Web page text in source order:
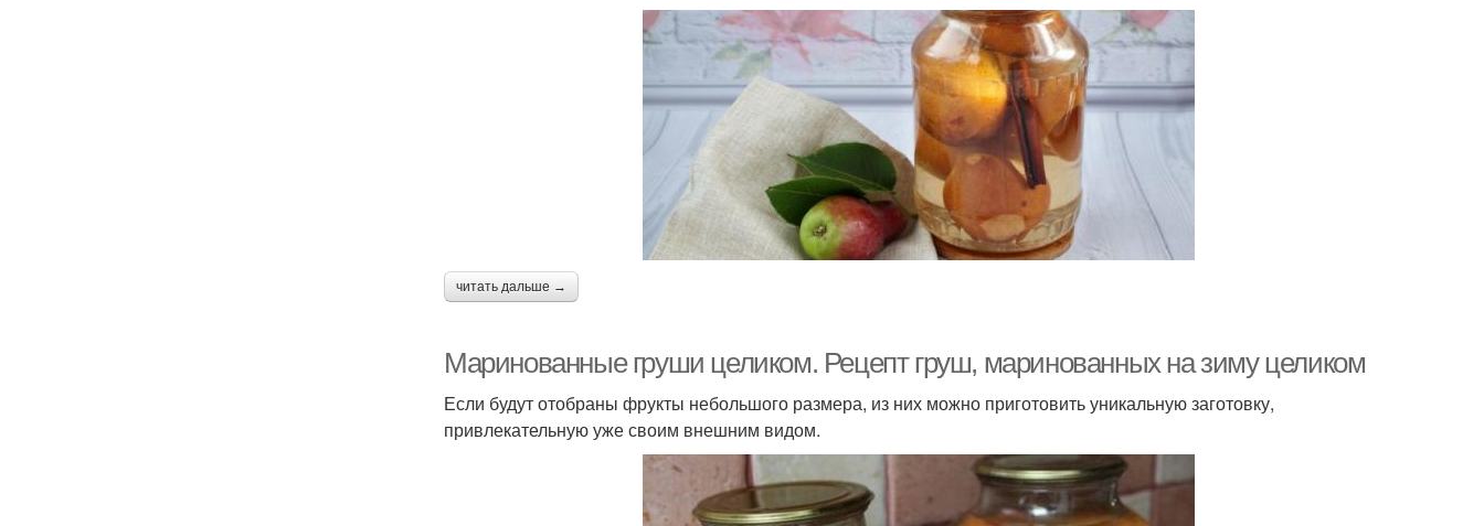
читать дальше →
Маринованные груши целиком. Рецепт груш, маринованных на зиму целиком
Если будут отобраны фрукты небольшого размера, из них можно приготовить уникальную заготовку,
привлекательную уже своим внешним видом.